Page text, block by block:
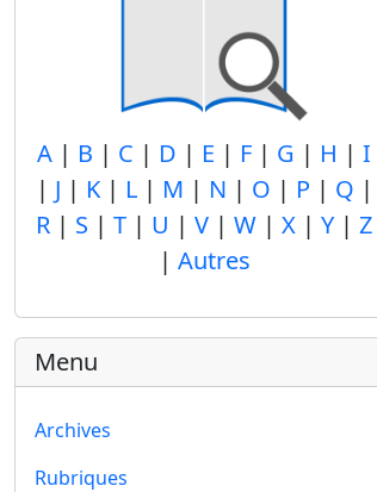
A | B | C | D | E | F | G | H | I
| J | K| L| M | N | O | P | Q |
R | S | T | U | V | W | X | Y | Z
| Autres
Menu
Archives
Rubriques